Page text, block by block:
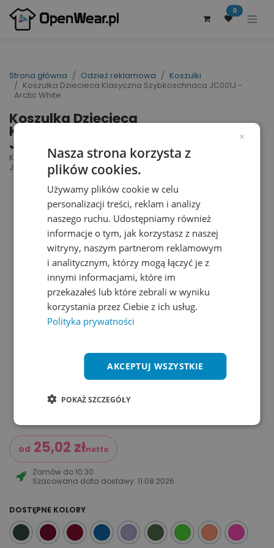
0
Strona główna Odzież reklamowa
Koszulki
Koszulka Dziecieca Klasyczna Szybkoschnaca JC001J -
Arctic White
Koszulka Dziecieca
Klasyczna Szybkoschnaca
JC001J - Arctic White
Kids´ Cool T | nr art.: JC001J | nr art. producenta:
JC001J
od 25,02 złnetto
Zamów do10:30
Szacowana data dostawy:11.08.2026
DOSTĘPNE KOLORY
×
Nasza strona korzysta z
plików cookies.
Używamy plików cookie w celu
personalizacji treści, reklam i analizy
naszego ruchu. Udostępniamy również
informacje o tym, jak korzystasz z naszej
witryny, naszym partnerom reklamowym
i analitycznym, którzy mogą łączyć je z
innymi informacjami, które im
przekazałeś lub które zebrali w wyniku
korzystania przez Ciebie z ich usług.
Polityka prywatności
AKCEPTUJ WSZYSTKIE
POKAŻ SZCZEGÓŁY